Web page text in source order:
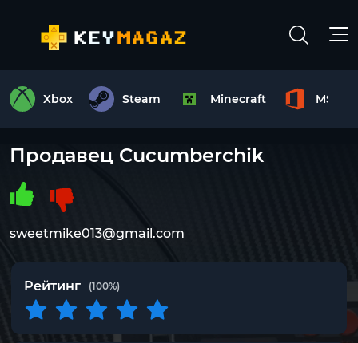
Xbox Steam Minecraft MS
Продавец Cucumberchik
sweetmike013@gmail.com
Рейтинг (100%)